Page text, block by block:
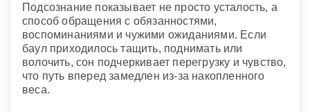
Подсознание показывает не просто усталость, а
способ обращения с обязанностями,
воспоминаниями и чужими ожиданиями. Если
баул приходилось тащить, поднимать или
волочить, сон подчеркивает перегрузку и чувство,
что путь вперед замедлен из-за накопленного
веса.